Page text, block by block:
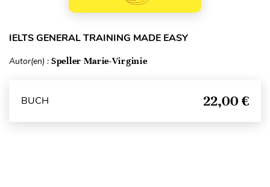
IELTS GENERAL TRAINING MADE EASY
Autor(en) : Speller Marie-Virginie
BUCH 22,00 €